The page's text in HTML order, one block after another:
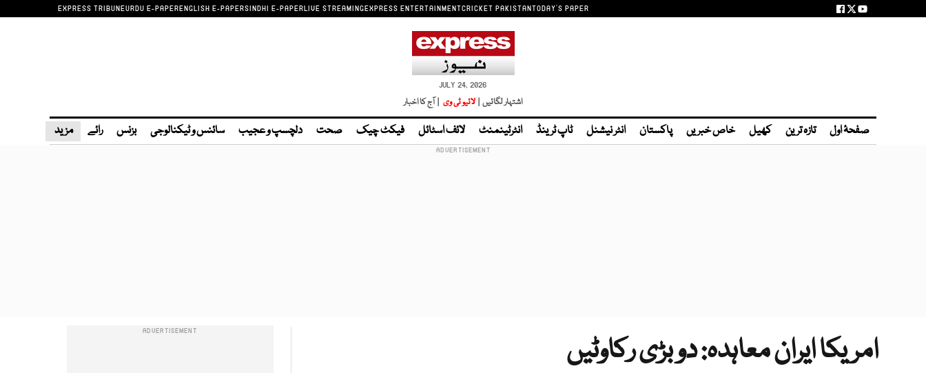
EXPRESS TRIBUNEURDU E-PAPERENGLISH E-PAPERSINDHI E-PAPERLIVE STREAMINGEXPRESS ENTERTAINMENTCRICKET PAKISTANTODAY'S PAPER
JULY 24, 2026
اشتہار لگائیں | لائیو ٹی وی | آج کا اخبار
صفحۂ اول تازہ ترین کھیل خاص خبریں پاکستان انٹر نیشنل ٹاپ ٹرینڈ انٹرٹینمنٹ لائف اسٹائل فیکٹ چیک صحت دلچسپ و عجیب سائنس و ٹیکنالوجی بزنس رائے مزید
امریکا ایران معاہدہ: دو بڑی رکاوٹیں